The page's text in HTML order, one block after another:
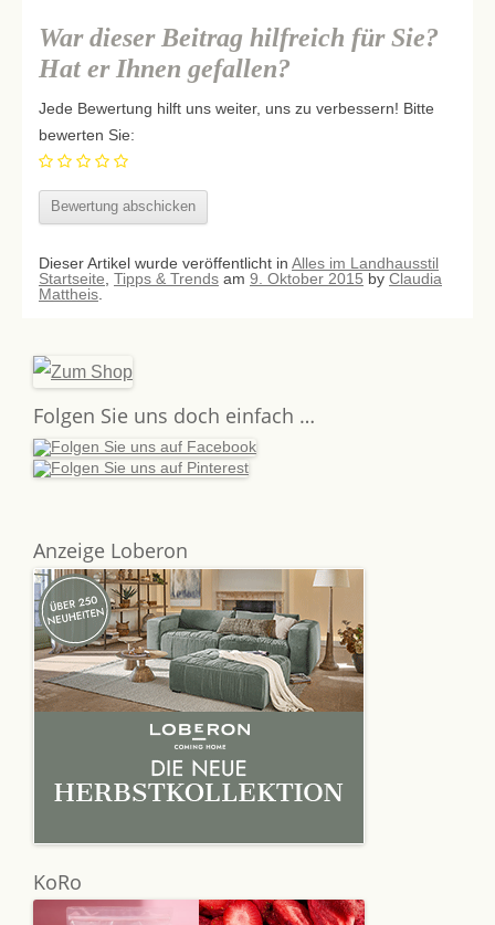
War dieser Beitrag hilfreich für Sie?
Hat er Ihnen gefallen?
Jede Bewertung hilft uns weiter, uns zu verbessern! Bitte
bewerten Sie:
Dieser Artikel wurde veröffentlicht in Alles im Landhausstil
Startseite Tipps & Trends am 9. Oktober 2015 by Claudia
Mattheis
Folgen Sie uns doch einfach …
Anzeige Loberon
KoRo